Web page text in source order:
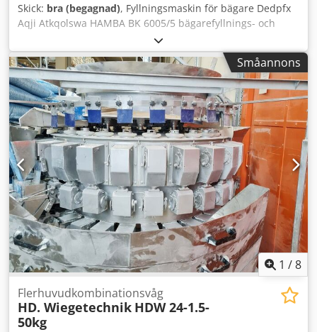
Skick: bra (begagnad), Fyllningsmaskin för bägare Dedpfx
Aqji Atkqolswa HAMBA BK 6005/5 bägarefyllnings- och
förseglingsmaskin Tillverkad i Tyskland I gott begagnat
skick. Maskinen kan användas för fyllning av yoghurt och
liknande produkter i bägare. Kapacitet: 8 000 - 10 000
bägare/timme Banor: 5-radig längsgående maskin Aktuell
bägarstorlek: Ø 75 mm Höjd: 90 mm Huvudfyllare: -
Tillverkare: Hamba - Fyllningsintervall: 100 cm³ till 250 cm³
- Rengöring: CIP-möjlig (rengöring på plats) Förslutning:
Försegling Datummärkning: Stämpel Mått (lxbxh): 4,3 m x
1,3 m x 2,2 m Effekt: 380 V; 21 A; 8 kW
Småannons
1 /8
Flerhuvudkombinationsvåg
HD. Wiegetechnik HDW 24-1.5-
50kg